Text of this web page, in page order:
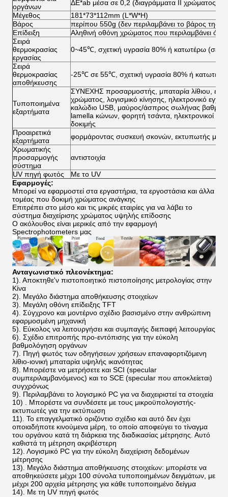
οργάνων
ΔE*ab μέσα σε 0,2 (διαγράμματα ΙΙ χρώματος
Μέγεθος
181*73*112mm (L*W*H)
Βάρος
περίπου 550g (δεν περιλαμβάνει το βάρος της
Επίδειξη
Αληθινή οθόνη χρώματος που περιλαμβάνει
Σειρά
θερμοκρασίας
εργασίας
0~45℃, σχετική υγρασία 80% ή κατωτέρω (σε
Σειρά
θερμοκρασίας
αποθήκευσης
-25℃ σε 55℃, σχετική υγρασία 80% ή
Τυποποιημένα
εξαρτήματα
ΣΥΝΕΧΗΣ προσαρμοστής, μπαταρία λίθιου,
χρώματος, λογισμικό κίνησης, ηλεκτρονικό
καλώδιο USB, μαύρος/άσπρος σωλήνας
lamella κώνων, φορητή τσάντα, ηλεκτρονικοί
δοκιμής
Προαιρετικά
εξαρτήματα
φορμάροντας συσκευή σκονών, εκτυπωτής
Χρωματικής
προσαρμογής
σύστημα
αντιστοιχία
UV πηγή φωτός
Με το UV
Εφαρμογές:
Μπορεί να εφαρμοστεί στα εργαστήρια, τα εργοστάσια και άλλα
τομέας που δοκιμή χρώματος ανάγκης
Επιτρέπει στο μέσο και τις μικρές εταιρίες για να λάβει το
σύστημα διαχείρισης χρώματος υψηλής επίδοσης
Ο ακόλουθος είναι μερικές από την εφαρμογή
Spectrophotometers μας
Ανταγωνιστικό πλεονέκτημα:
1). Αποκτηθε'ν πιστοποιητικό πιστοποίησης μετρολογίας στην
Κίνα
2). Μεγάλο διάστημα αποθήκευσης στοιχείων
3). Μεγάλη οθόνη επίδειξης TFT
4). Σύγχρονο και μοντέρνο σχέδιο βασισμένο στην ανθρώπινη
εφαρμοσμένη μηχανική
5). Εύκολος να λειτουργήσει και συμπαγής διεπαφή λειτουργίας
6). Σχέδιο επιτροπής προ-εντόπισης για την εύκολη
βαθμολόγηση οργάνων
7). Πηγή φωτός των οδηγήσεων χρήσεων επαναφορτιζόμενη
λίθιο-ιονική μπαταρία υψηλής ικανότητας
8). Μπορέστε να μετρήσετε και SCI (specular
συμπεριλαμβανόμενος) και το SCE (specular που αποκλείεται)
συγχρόνως
9). Περιλαμβάνει το λογισμικό PC για να διαχειριστεί τα στοιχεία
10) . Μπορέστε να συνδέσετε με τους μικροϋπολογιστής-
εκτυπωτές για την εκτύπωση
11). Το επαγγελματικό οριζόντιο σχέδιο και αυτό δεν έχει
οποιαδήποτε κινούμενα μέρη, το οποίο αποφεύγει το τίναγμα
του οργάνου κατά τη διάρκεια της διαδικασίας μέτρησης. Αυτό
καθιστά τη μέτρηση ακριβέστερη
12). Λογισμικό PC για την εύκολη διαχείριση δεδομένων
μέτρησης
13). Μεγάλο διάστημα αποθήκευσης στοιχείων: μπορέστε να
αποθηκεύσετε μέχρι 100 σύνολα τυποποιημένων δειγμάτων, με
μέχρι 200 αρχεία μέτρησης για κάθε τυποποιημένο δείγμα
14). Με τη UV πηγή φωτός